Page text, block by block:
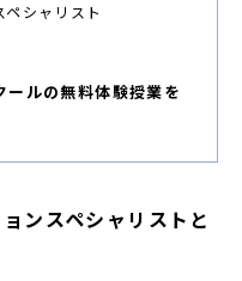
シャリスト
ールの無料体験授業を
ンスペシャリストと